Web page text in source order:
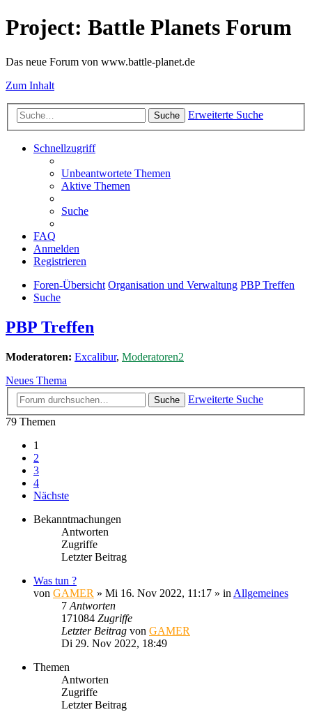
Project: Battle Planets Forum
Das neue Forum von www.battle-planet.de
Zum Inhalt
Suche Erweiterte Suche
Schnellzugriff
Unbeantwortete Themen
Aktive Themen
Suche
FAQ
Anmelden
Registrieren
Foren-Übersicht Organisation und Verwaltung PBP Treffen
Suche
PBP Treffen
Moderatoren: Excalibur, Moderatoren2
Neues Thema
Suche
Erweiterte Suche
79 Themen
1
2
3
4
Nächste
Bekanntmachungen
Antworten
Zugriffe
Letzter Beitrag
Was tun ?
von GAMER » Mi 16. Nov 2022, 11:17 » in Allgemeines
7 Antworten
171084 Zugriffe
Letzter Beitrag von GAMER
Di 29. Nov 2022, 18:49
Themen
Antworten
Zugriffe
Letzter Beitrag